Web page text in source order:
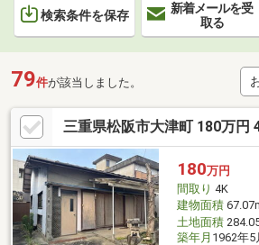
検索条件を保存
新着メールを受
取る
79件が該当しました。
三重県松阪市大津町 180万円
180万円
間取り 4K
建物面積
土地面積
築年月 1962年